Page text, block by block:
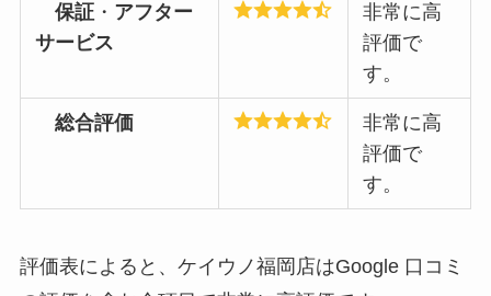
保証 ・ アフター
サービス
非常に高
評価で
す。
総合評価
非常に高
評価で
す。
評価表によると、ケイウノ福岡店はGoogle 口コミ